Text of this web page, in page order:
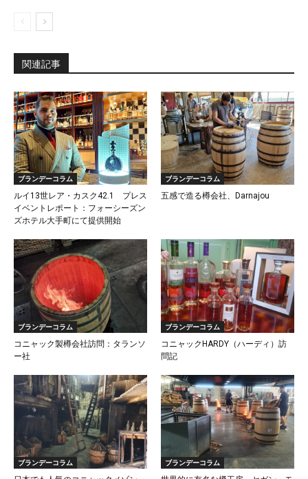
関連記事
ブランデーコラム
ルイ13世レア・カスク42.1 プレス
イベントレポート：フォーシーズン
ズホテル大手町にて提供開始
ブランデーコラム
五感で造る樽会社、Darnajou
ブランデーコラム
コニャック製樽会社訪問：タランソ
ー社
ブランデーコラム
コニャックHARDY（ハーディ）訪
問記
ブランデーコラム
ブランデーコラム